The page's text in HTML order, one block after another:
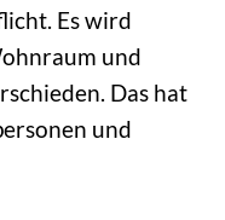
Es wird
und
Das hat
und